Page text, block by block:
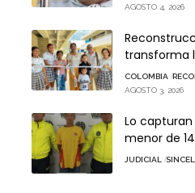
AGOSTO 4, 2026
transforma
COLOMBIA
AGOSTO 3, 2026
Lo
menor de
JUDICIAL